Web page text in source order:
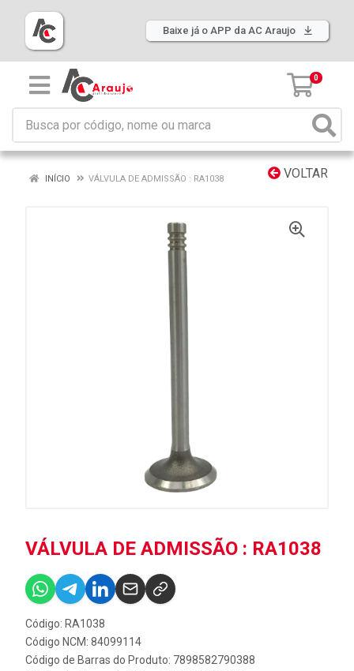
Baixe já o APP da AC Araujo
0
VOLTAR
INÍCIO VÁLVULA DE ADMISSÃO : RA1038
VÁLVULA DE ADMISSÃO : RA1038
Código: RA1038
Código NCM: 84099114
Código de Barras do Produto: 7898582790388